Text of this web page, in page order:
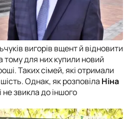
вигорів вщент й відновити
тому для них купили новий
Таких сімей, які отримали
Однак, як розповіла Ніна
не звикла до іншого